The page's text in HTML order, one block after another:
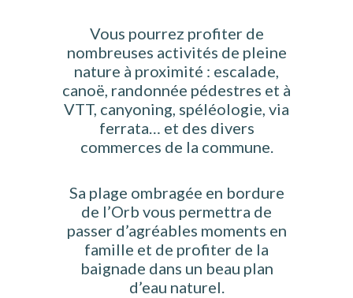
Vous pourrez profiter de
nombreuses activités de pleine
nature à proximité : escalade,
canoë, randonnée pédestres et à
VTT, canyoning, spéléologie, via
ferrata… et des divers
commerces de la commune.
Sa plage ombragée en bordure
de l’Orb vous permettra de
passer d’agréables moments en
famille et de profiter de la
baignade dans un beau plan
d’eau naturel.